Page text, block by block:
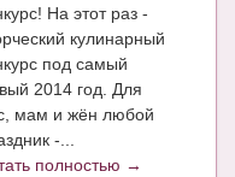
На этот раз -
кулинарный
под самый
2014 год. Для
мам и жён любой
-...
полностью →